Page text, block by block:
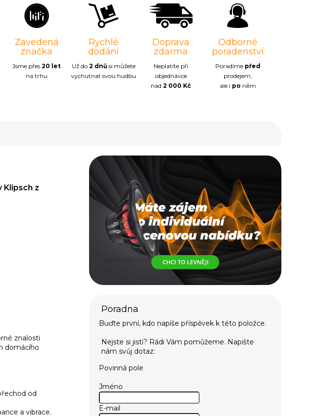
Zavedená
značka
Jsme přes20 let
na trhu
Rychlé
dodání
Už do 2 dnůsi můžete
vychutnat svou hudbu
Doprava
zdarma
Neplatíte při
objednávce
nad2 000 Kč
Odborné
poradenství
Poradíme před
prodejem,
ale i po něm
Klipsch z
znalosti
domácího
od
a vibrace.
Buďte první, kdo napíše příspěvek k této položce.
Povinná pole
Jméno
E-mail